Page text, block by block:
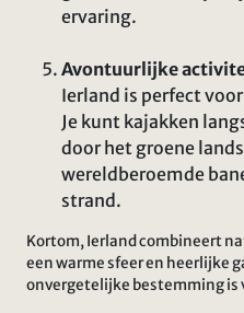
ervaring.
Avontuurlijke
Ierland is perfect
Je kunt kajakken
door het groene
wereldberoemde
strand.
Kortom, Ierland combineert
een warme sfeer en heerlijke
onvergetelijke bestemming is